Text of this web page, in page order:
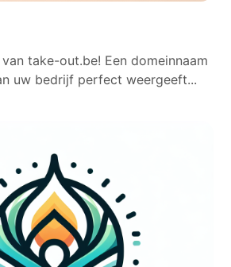
take-out.be! Een domeinnaam
uw bedrijf perfect weergeeft...